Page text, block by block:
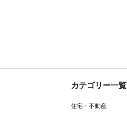
カテゴリー一覧
住宅・不動産